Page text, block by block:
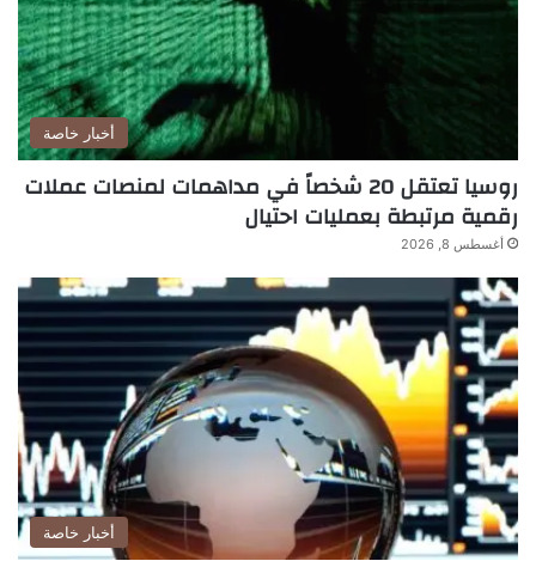
أخبار خاصة
روسيا تعتقل 20 شخصاً في مداهمات لمنصات عملات
رقمية مرتبطة بعمليات احتيال
أغسطس 8, 2026
أخبار خاصة